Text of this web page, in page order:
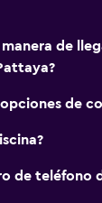
de
de
de teléfono